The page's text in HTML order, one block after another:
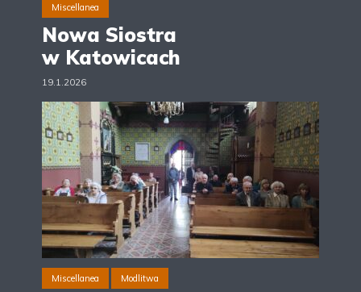
Miscellanea
Nowa Siostra
w Katowicach
19.1.2026
Miscellanea Modlitwa